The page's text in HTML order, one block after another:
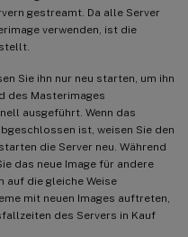
gestreamt. Da alle Server
verwenden, ist die
Sie ihn nur neu starten, um ihn
des Masterimages
ausgeführt. Wenn das
ist, weisen Sie den
die Server neu. Während
das neue Image für andere
auf die gleiche Weise
mit neuen Images auftreten,
des Servers in Kauf